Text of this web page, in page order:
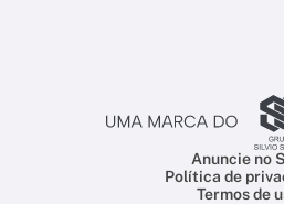
Anuncie no
Política de
Termos de